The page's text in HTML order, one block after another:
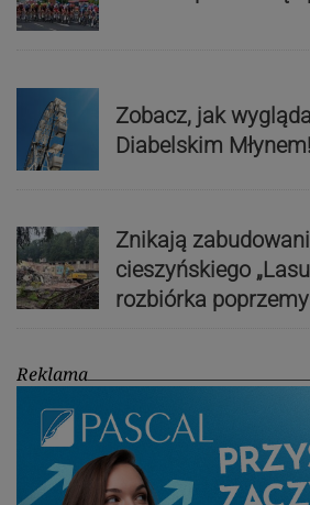
Zobacz, jak
Diabelskim
Znikają
cieszyńskiego
rozbiórka
Reklama